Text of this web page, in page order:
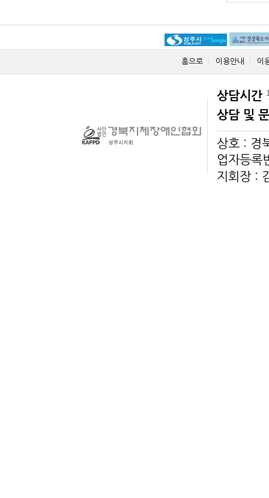
홈으로 이용안내 이
상담시간
상담 및
상호 : 경
업자등
지회장 :